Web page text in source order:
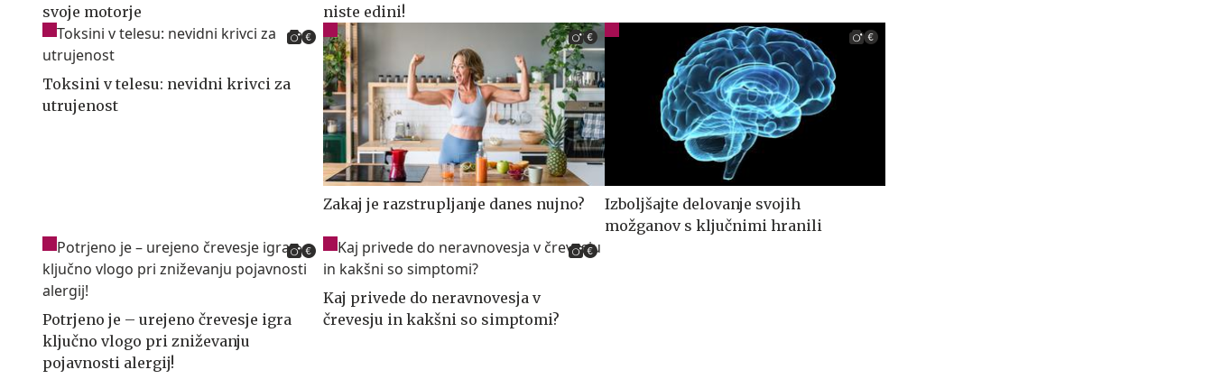
svoje motorje
niste edini!
Toksini v telesu: nevidni krivci za
utrujenost
Zakaj je razstrupljanje danes nujno?
Izboljšajte delovanje svojih
možganov s ključnimi hranili
Potrjeno je – urejeno črevesje igra
ključno vlogo pri zniževanju
pojavnosti alergij!
Kaj privede do neravnovesja v
črevesju in kakšni so simptomi?